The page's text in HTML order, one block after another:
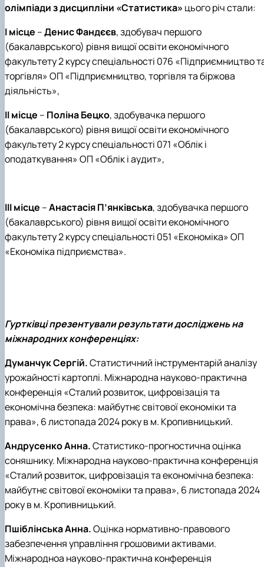
олімпіади з дисципліни «Статистика» цього річ стали:
І місце –Денис Фандєєв, здобувач першого
(бакалаврського) рівня вищої освіти економічного
факультету 2 курсу спеціальності 076 «Підприємництво
торгівля» ОП «Підприємництво, торгівля та біржова
діяльність»,
ІІ місце – Поліна Бецко, здобувачка першого
(бакалаврського) рівня вищої освіти економічного
факультету 2 курсу спеціальності 071 «Облік і
оподаткування» ОП «Облік і аудит»,
ІІІ місце –Анастасія П’янківська, здобувачка першого
(бакалаврського) рівня вищої освіти економічного
факультету 2 курсу спеціальності 051 «Економіка» ОП
«Економіка підприємства».
Гуртківці презентували результати досліджень на
міжнародних конференціях:
Думанчук Сергій.Статистичний інструментарій аналізу
урожайності картоплі. Міжнародна науково-практична
конференція «Сталий розвиток, цифровізація та
економічна безпека: майбутнє світової економіки та
права», 6 листопада 2024 року в м. Кропивницький.
Андрусенко Анна.Статистико-прогностична оцінка
соняшнику. Міжнародна науково-практична конференція
«Сталий розвиток, цифровізація та економічна безпека:
майбутнє світової економіки та права», 6 листопада 2024
року в м. Кропивницький.
Пшіблінська Анна.Оцінка нормативно-правового
забезпечення управління грошовими активами.
Міжнародноа науково-практична конференція